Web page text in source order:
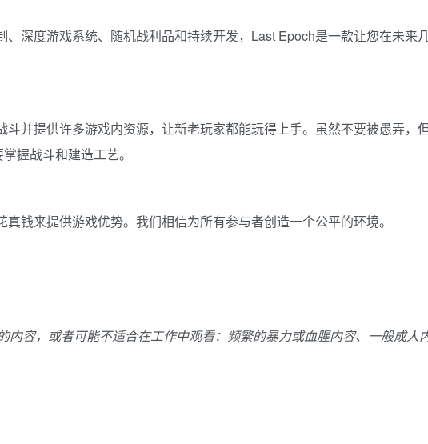
、深度游戏系统、随机战利品和持续开发，Last Epoch是一款让您在未来
斗并提供许多游戏内资源，让新老玩家都能玩得上手。虽然不要被愚弄，
握战斗和建造工艺。
钱来提供游戏优势。我们相信为所有参与者创造一个公平的环境。
内容，或者可能不适合在工作中观看：频繁的暴力或血腥内容、一般成人